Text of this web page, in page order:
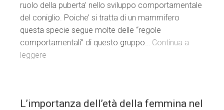
ruolo della puberta’ nello sviluppo comportamentale
del coniglio. Poiche’ si tratta di un mammifero
questa specie segue molte delle “regole
comportamentali” di questo gruppo… Continua a
leggere
L’importanza dell’età della femmina nel